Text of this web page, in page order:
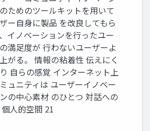
ためのツールキットを用いて
ー自身に製品 を改良してもら
イノベーションを行ったユー
満足度が 行わないユーザーよ
がる。 情報の粘着性 伝えにく
自らの感覚 インターネット上
ュニティは ユーザーイノベー
の中心素材 のひとつ 対話への
個人的空間 21